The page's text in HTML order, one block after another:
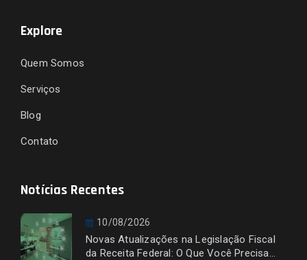
Explore
Quem Somos
Serviços
Blog
Contato
Notícias Recentes
10/08/2026
Novas Atualizações na Legislação Fiscal
da Receita Federal: O Que Você Precisa